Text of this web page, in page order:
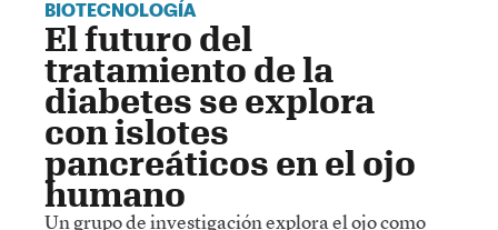
BIOTECNOLOGÍA
El futuro del
tratamiento de la
diabetes se explora
con islotes
pancreáticos en el ojo
humano
Un grupo de investigación explora el ojo como